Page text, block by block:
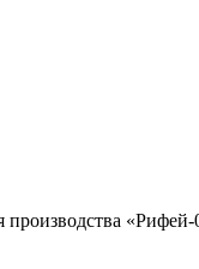
производства